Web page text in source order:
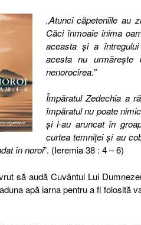
„Atunci căpeteniile au
Căci înmoaie inima
aceasta şi a
acesta nu urmăreşte
nenorocirea.”
Împăratul Zedechia a
împăratul nu poate
şi l-au aruncat în
curtea temniţei şi au
în noroi”. (Ieremia 38 : 4 – 6)
să audă Cuvântul Lui
apă iarna pentru a fi folosită